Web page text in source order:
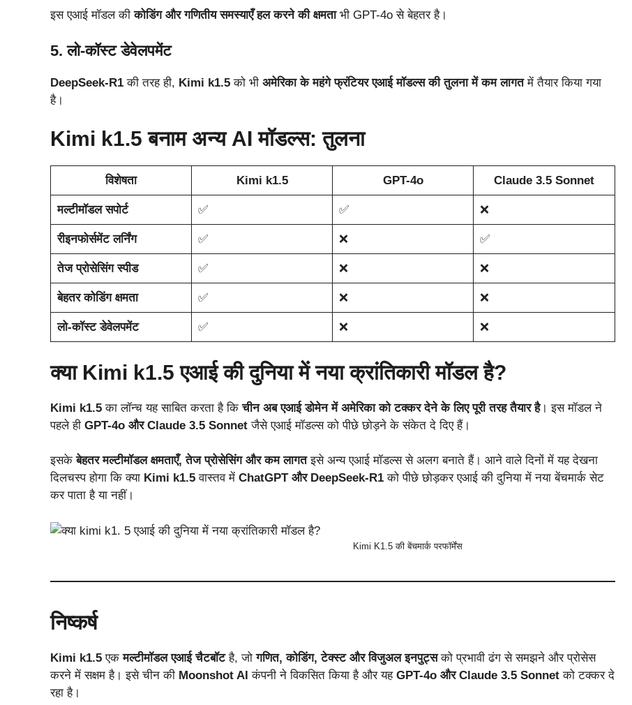
इस एआई मॉडल कीकोडिंग और गणितीय समस्याएँ हल करने की क्षमताभी GPT-4o से बेहतर है।
5. लो-कॉस्ट डेवेलपमेंट
DeepSeek-R1 की तरह ही, Kimi k1.5 को भी अमेरिका के महंगे फ्रंटियर एआई मॉडल्स की तुलना में कम लागतमें तैयार किया गया
है।
Kimi k1.5 बनाम अन्य AI मॉडल्स: तुलना
विशेषता Kimi k1.5 GPT-4o Claude 3.5 Sonnet
मल्टीमॉडल सपोर्ट ✅ ✅ ❌
रीइनफोर्समेंट लर्निंग ✅ ❌ ✅
तेज प्रोसेसिंग स्पीड ✅ ❌ ❌
बेहतर कोडिंग क्षमता ✅ ❌ ❌
लो-कॉस्ट डेवेलपमेंट ✅ ❌ ❌
क्या Kimi k1.5 एआई की दुनिया में नया क्रांतिकारी मॉडल है?
Kimi k1.5 का लॉन्च यह साबित करता है किचीन अब एआई डोमेन में अमेरिका को टक्कर देने के लिए पूरी तरह तैयार है। इस मॉडल ने
पहले ही GPT-4o और Claude 3.5 Sonnet जैसे एआई मॉडल्स को पीछे छोड़ने के संकेत दे दिए हैं।
इसकेबेहतर मल्टीमॉडल क्षमताएँ, तेज प्रोसेसिंग और कम लागतइसे अन्य एआई मॉडल्स से अलग बनाते हैं। आने वाले दिनों में यह देखना
दिलचस्प होगा कि क्या Kimi k1.5 वास्तव में ChatGPT और DeepSeek-R1 को पीछे छोड़कर एआई की दुनिया में नया बेंचमार्क सेट
कर पाता है या नहीं।
Kimi K1.5 की बेंचमार्क परफॉर्मेंस
निष्कर्ष
Kimi k1.5 एकमल्टीमॉडल एआई चैटबॉटहै, जोगणित, कोडिंग, टेक्स्ट और विजुअल इनपुट्सको प्रभावी ढंग से समझने और प्रोसेस
करने में सक्षम है। इसे चीन की Moonshot AI कंपनी ने विकसित किया है और यह GPT-4o और Claude 3.5 Sonnet को टक्कर दे
रहा है।